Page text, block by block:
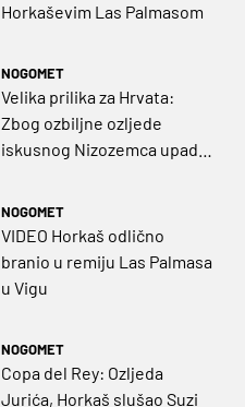
Horkaševim Las Palmasom
NOGOMET
Velika prilika za Hrvata:
Zbog ozbiljne ozljede
iskusnog Nizozemca upada
NOGOMET
VIDEO Horkaš odlično
branio u remiju Las Palmasa
u Vigu
NOGOMET
Copa del Rey: Ozljeda
Jurića, Horkaš slušao Suzi